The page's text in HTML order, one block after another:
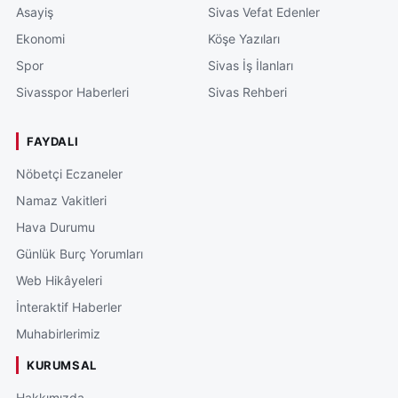
Asayiş
Ekonomi
Spor
Sivasspor Haberleri
Sivas Vefat Edenler
Köşe Yazıları
Sivas İş İlanları
Sivas Rehberi
FAYDALI
Nöbetçi Eczaneler
Namaz Vakitleri
Hava Durumu
Günlük Burç Yorumları
Web Hikâyeleri
İnteraktif Haberler
Muhabirlerimiz
KURUMSAL